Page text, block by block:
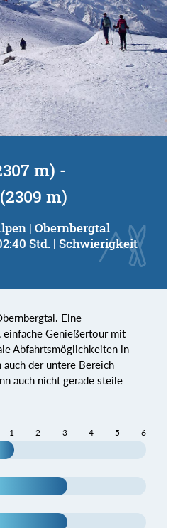
m) -
m)
| Obernbergtal
Std. | Schwierigkeit
Eine
Genießertour mit
Abfahrtsmöglichkeiten in
der untere Bereich
auch nicht gerade steile
1 2 3 4 5 6